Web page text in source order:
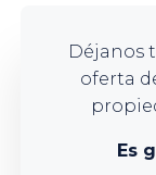
Déjanos
oferta
Es